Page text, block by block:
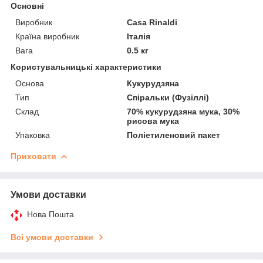
Основні
Виробник
Casa Rinaldi
Країна виробник
Італія
Вага
0.5 кг
Користувальницькі характеристики
Основа
Кукурудзяна
Тип
Спіральки (Фузіллі)
Склад
70% кукурудзяна мука, 30%
рисова мука
Упаковка
Поліетиленовий пакет
Приховати
Умови доставки
Нова Пошта
Всі умови доставки